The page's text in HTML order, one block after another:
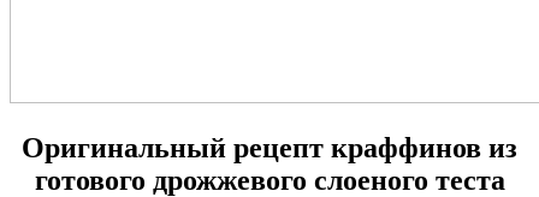
Оригинальный рецепт краффинов из
готового дрожжевого слоеного теста